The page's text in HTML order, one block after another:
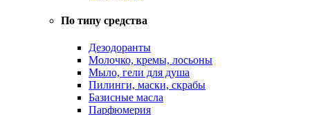
По типу средства
Дезодоранты
Молочко, кремы, лосьоны
Мыло, гели для душа
Пилинги, маски, скрабы
Базисные масла
Парфюмерия